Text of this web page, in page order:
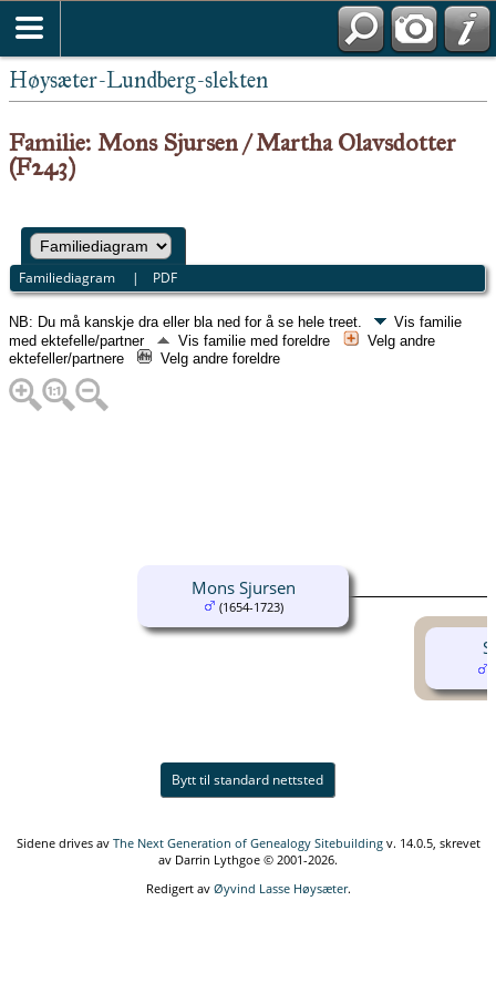
Høysæter-Lundberg-slekten
Familie: Mons Sjursen / Martha Olavsdotter
(F243)
Familiediagram | PDF
NB: Du må kanskje dra eller bla ned for å se hele treet.
Vis familie
med ektefelle/partner
Vis familie med foreldre
Velg andre
ektefeller/partnere
Velg andre foreldre
Mons Sjursen
(1654-1723)
Bytt til standard nettsted
Sidene drives av The Next Generation of Genealogy Sitebuildingv. 14.0.5, skrevet
av Darrin Lythgoe © 2001-2026.
Redigert av Øyvind Lasse Høysæter.